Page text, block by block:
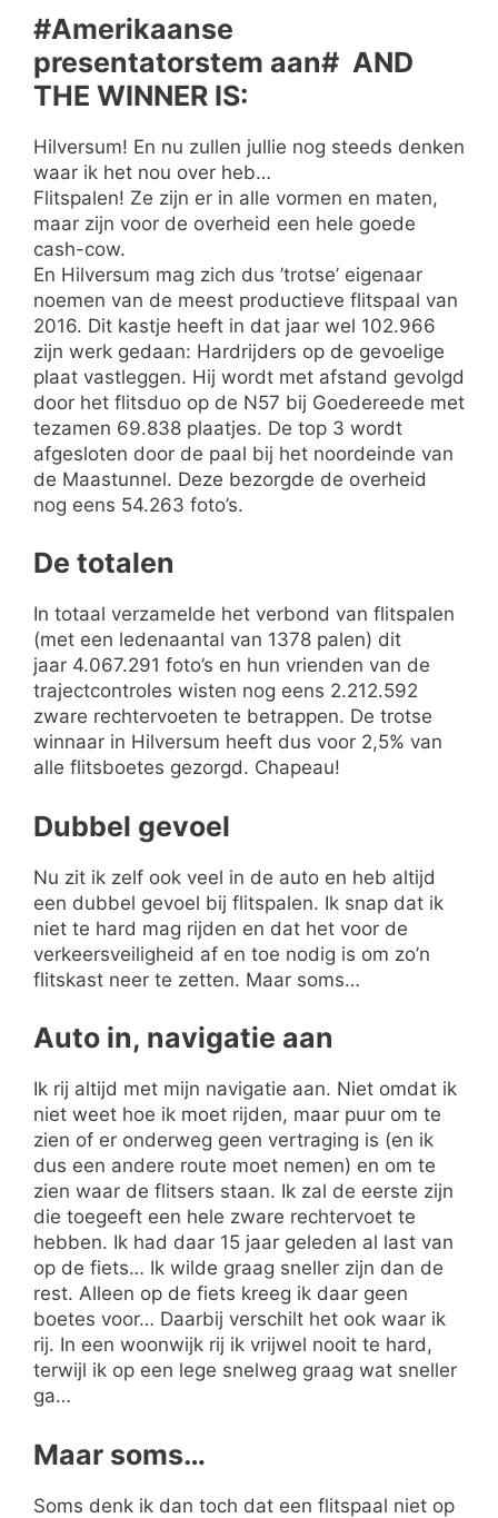
#Amerikaanse
presentatorstem aan# AND
THE WINNER IS:
Hilversum! En nu zullen jullie nog steeds denken
waar ik het nou over heb…
Flitspalen! Ze zijn er in alle vormen en maten,
maar zijn voor de overheid een hele goede
cash-cow.
En Hilversum mag zich dus ’trotse’ eigenaar
noemen van de meest productieve flitspaal van
2016. Dit kastje heeft in dat jaar wel 102.966
zijn werk gedaan: Hardrijders op de gevoelige
plaat vastleggen. Hij wordt met afstand gevolgd
door het flitsduo op de N57 bij Goedereede met
tezamen 69.838 plaatjes. De top 3 wordt
afgesloten door de paal bij het noordeinde van
de Maastunnel. Deze bezorgde de overheid
nog eens 54.263 foto’s.
De totalen
In totaal verzamelde het verbond van flitspalen
(met een ledenaantal van 1378 palen) dit
jaar 4.067.291 foto’s en hun vrienden van de
trajectcontroles wisten nog eens 2.212.592
zware rechtervoeten te betrappen. De trotse
winnaar in Hilversum heeft dus voor 2,5% van
alle flitsboetes gezorgd. Chapeau!
Dubbel gevoel
Nu zit ik zelf ook veel in de auto en heb altijd
een dubbel gevoel bij flitspalen. Ik snap dat ik
niet te hard mag rijden en dat het voor de
verkeersveiligheid af en toe nodig is om zo’n
flitskast neer te zetten. Maar soms…
Auto in, navigatie aan
Ik rij altijd met mijn navigatie aan. Niet omdat ik
niet weet hoe ik moet rijden, maar puur om te
zien of er onderweg geen vertraging is (en ik
dus een andere route moet nemen) en om te
zien waar de flitsers staan. Ik zal de eerste zijn
die toegeeft een hele zware rechtervoet te
hebben. Ik had daar 15 jaar geleden al last van
op de fiets… Ik wilde graag sneller zijn dan de
rest. Alleen op de fiets kreeg ik daar geen
boetes voor… Daarbij verschilt het ook waar ik
rij. In een woonwijk rij ik vrijwel nooit te hard,
terwijl ik op een lege snelweg graag wat sneller
ga…
Maar soms…
Soms denk ik dan toch dat een flitspaal niet op